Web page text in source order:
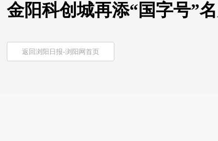
金阳科创城再添“国字号”
返回浏阳日报-浏阳网首页